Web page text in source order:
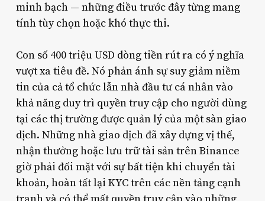
minh bạch — những điều trước đây từng mang
tính tùy chọn hoặc khó thực thi.
Con số 400 triệu USD dòng tiền rút ra có ý nghĩa
vượt xa tiêu đề. Nó phản ánh sự suy giảm niềm
tin của cả tổ chức lẫn nhà đầu tư cá nhân vào
khả năng duy trì quyền truy cập cho người dùng
tại các thị trường được quản lý của một sàn giao
dịch. Những nhà giao dịch đã xây dựng vị thế,
nhận thưởng hoặc lưu trữ tài sản trên Binance
giờ phải đối mặt với sự bất tiện khi chuyển tài
khoản, hoàn tất lại KYC trên các nền tảng cạnh